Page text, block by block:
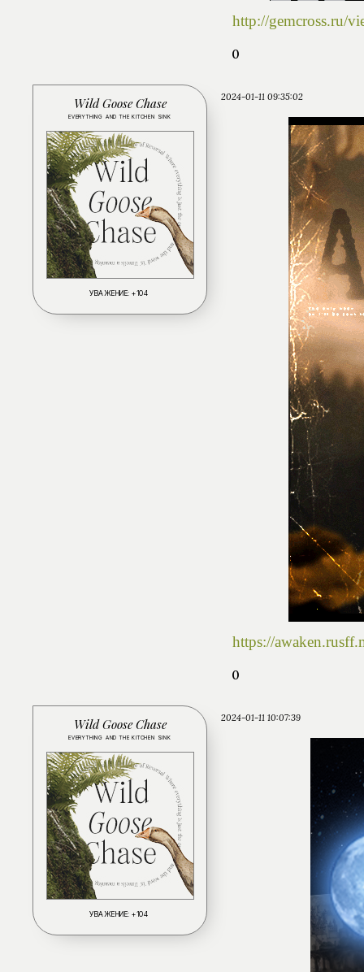
http://gemcross.ru/
0
2024-01-11 09:35:02
Wild Goose Chase
EVERYTHING AND THE KITCHEN SINK
УВАЖЕНИЕ: +104
https://
0
2024-01-11 10:07:39
Wild Goose Chase
EVERYTHING AND THE KITCHEN SINK
УВАЖЕНИЕ: +104